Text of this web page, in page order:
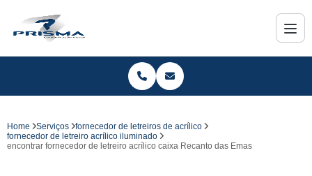
Home Serviços
fornecedor de letreiros de acrílico
fornecedor de letreiro acrílico iluminado
encontrar fornecedor de letreiro acrílico caixa Recanto das Emas